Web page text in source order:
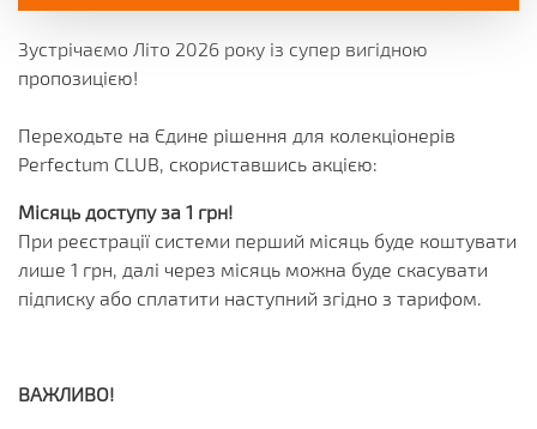
Зустрічаємо Літо 2026 року із супер вигідною
пропозицією!
Переходьте на Єдине рішення для колекціонерів
Perfectum CLUB, скориставшись акцією:
Місяць доступу за 1 грн!
При реєстрації системи перший місяць буде коштувати
лише 1 грн, далі через місяць можна буде скасувати
підписку або сплатити наступний згідно з тарифом.
ВАЖЛИВО!